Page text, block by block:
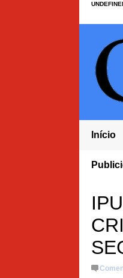
Início
PÚBLICA CHEGA A R$ 10,8